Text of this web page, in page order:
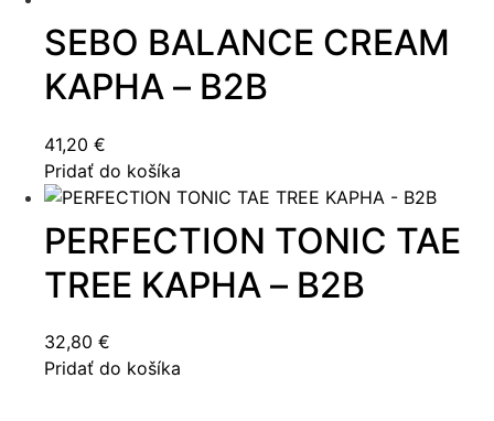
SEBO BALANCE CREAM
KAPHA – B2B
41,20 €
Pridať do košíka
PERFECTION TONIC TAE
TREE KAPHA – B2B
32,80 €
Pridať do košíka